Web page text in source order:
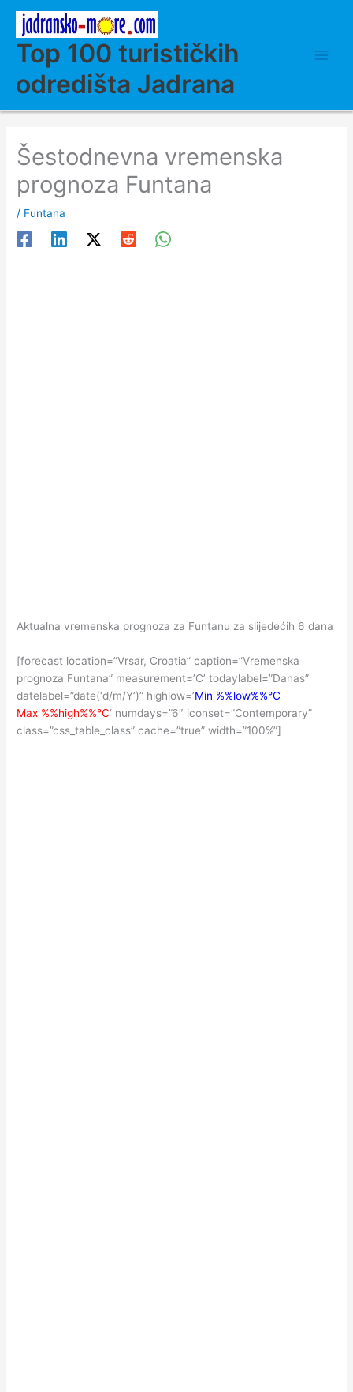
contentTop 100 turističkih
odredišta Jadrana
Šestodnevna vremenska
prognoza Funtana
/ Funtana
Aktualna vremenska prognoza za Funtanu za slijedećih 6 dana
[forecast location=”Vrsar, Croatia” caption=”Vremenska
prognoza Funtana” measurement=’C’ todaylabel=”Danas”
datelabel=”date(‘d/m/Y’)” highlow=’Min %%low%%°C
Max %%high%%°C‘ numdays=”6″ iconset=”Contemporary”
class=”css_table_class” cache=”true” width=”100%”]